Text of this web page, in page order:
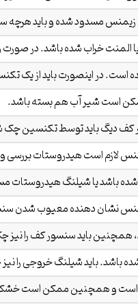
مسدود شده و باید هرچه
خراب شده باشد. در صورت
است شیر آب هم بسته باشد.
دیگ باید توسط تکنسین
لازم است هیدروستات
باشد یا شیلنگ هیدروستات
نشان دهنده معیوب شدن
باید سنسور کف را نیز
باید شیلنگ خروجی را
و همچنین ممکن است خشک